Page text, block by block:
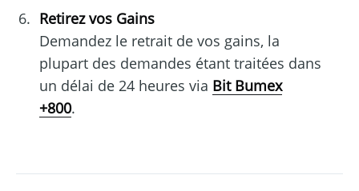
Retirez vos Gains
Demandez le retrait de vos gains, la
plupart des demandes étant traitées dans
un délai de 24 heures via Bit Bumex
+800.